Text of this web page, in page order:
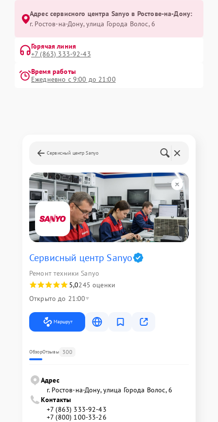
Адрес сервисного центра Sanyo в Ростове-на-Дону:
г. Ростов-на-Дону, улица Города Волос, 6
Горячая линия
+7 (863) 333-92-43
Время работы
Ежедневно с 9:00 до 21:00
Сервисный центр Sanyo
Сервисный центр Sanyo
Ремонт техники Sanyo
5,0245 оценки
Открыто до 21:00
Маршрут
ОбзорОтзывы 300
Адрес
г. Ростов-на-Дону, улица Города Волос, 6
Контакты
+7 (863) 333-92-43
+7 (800) 100-33-26